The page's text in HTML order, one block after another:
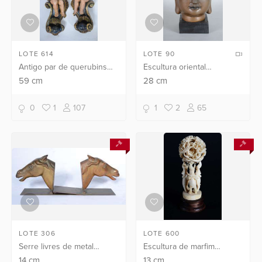
LOTE 614
Antigo par de querubins
em talha de madeira
conchas. Restaurados.
59cm
0 1 107
LOTE 90
Escultura oriental
representando "Cabeça de
28 cm
1 2 65
LOTE 306
Serre livres de metal
dourado com cabeças de
LOTE 600
Escultura de marfim
representando o jogo das